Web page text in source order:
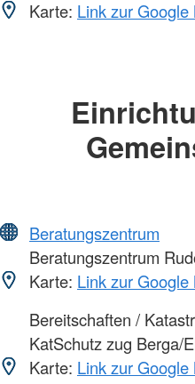
Karte: Link zur
Beratungszentrum
Beratungszentrum
Karte: Link zur
Bereitschaften /
KatSchutz zug Berga/
Karte: Link zur